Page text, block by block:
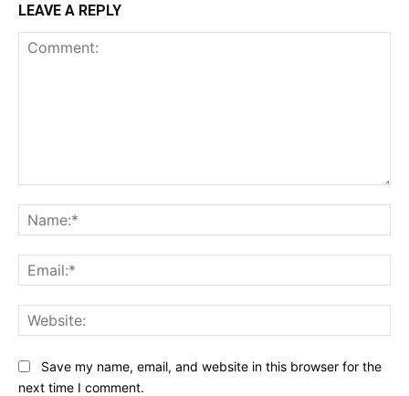
LEAVE A REPLY
Save my name, email, and website in this browser for the
next time I comment.